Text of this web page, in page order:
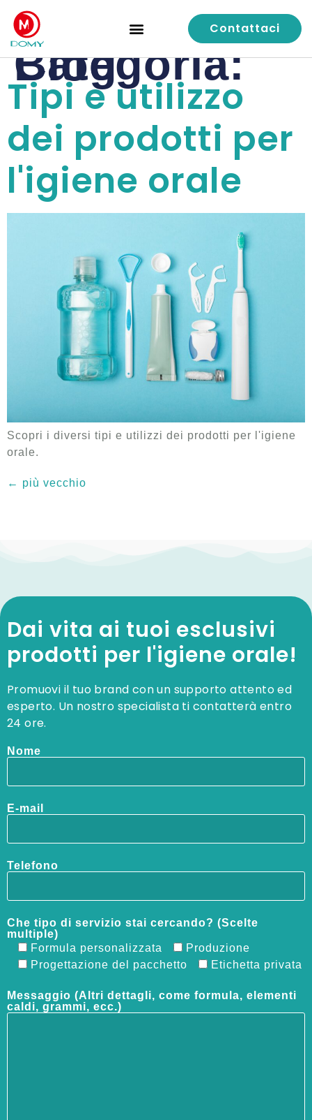
Contattaci
Categoria:
Blog
Tipi e utilizzo
dei prodotti per
l'igiene orale
Scopri i diversi tipi e utilizzi dei prodotti per l'igiene
orale.
← più vecchio
Dai vita ai tuoi esclusivi
prodotti per l'igiene orale!
Promuovi il tuo brand con un supporto attento ed
esperto. Un nostro specialista ti contatterà entro
24 ore.
Nome
E-mail
Telefono
Che tipo di servizio stai cercando? (Scelte
multiple)
Formula personalizzata
Produzione
Progettazione del pacchetto
Etichetta privata
Messaggio (Altri dettagli, come formula, elementi
caldi, grammi, ecc.)